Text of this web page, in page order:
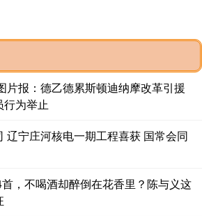
片报：德乙德累斯顿迪纳摩改革引援
行为举止
辽宁庄河核电一期工程喜获 国常会同
，不喝酒却醉倒在花香里？陈与义这